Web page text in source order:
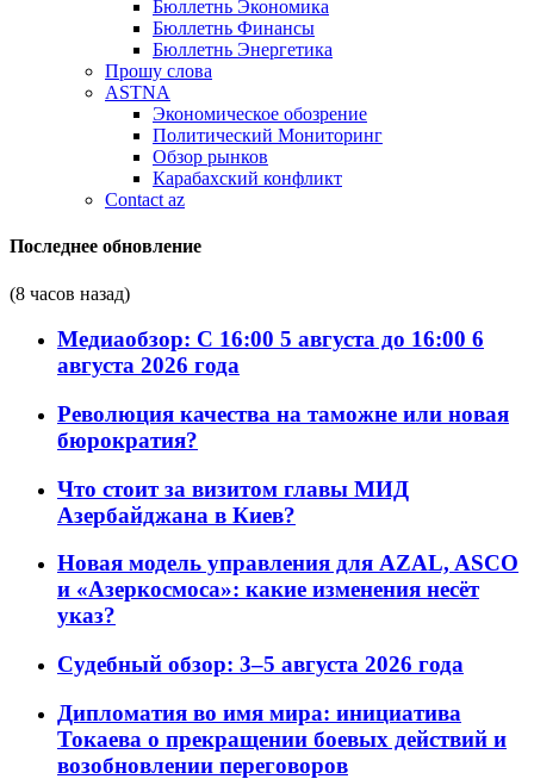
Бюллетнь Экономика
Бюллетнь Финансы
Бюллетнь Энергетика
Прошу слова
ASTNA
Экономическое обозрение
Политический Мониторинг
Обзор рынков
Карабахский конфликт
Contact az
Последнее обновление
(8 часов назад)
Медиаобзор: С 16:00 5 августа до 16:00 6
августа 2026 года
Революция качества на таможне или новая
бюрократия?
Что стоит за визитом главы МИД
Азербайджана в Киев?
Новая модель управления для AZAL, ASCO
и «Азеркосмоса»: какие изменения несёт
указ?
Судебный обзор: 3–5 августа 2026 года
Дипломатия во имя мира: инициатива
Токаева о прекращении боевых действий и
возобновлении переговоров